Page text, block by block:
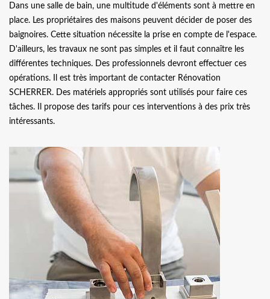
Dans une salle de bain, une multitude d'éléments sont à mettre en
place. Les propriétaires des maisons peuvent décider de poser des
baignoires. Cette situation nécessite la prise en compte de l'espace.
D'ailleurs, les travaux ne sont pas simples et il faut connaître les
différentes techniques. Des professionnels devront effectuer ces
opérations. Il est très important de contacter Rénovation
SCHERRER. Des matériels appropriés sont utilisés pour faire ces
tâches. Il propose des tarifs pour ces interventions à des prix très
intéressants.